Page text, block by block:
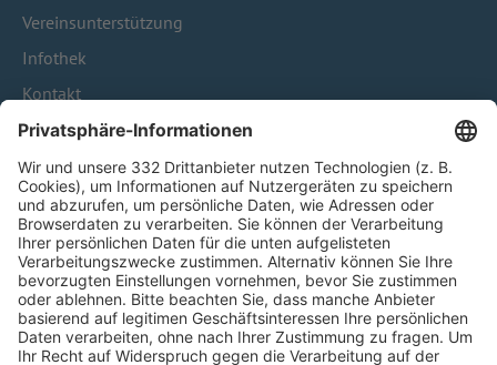
Vereinsunterstützung
Infothek
Kontakt
HÄUFIG BESUCHTE SEITEN
Pässe und Vereinswechsel
Trainerausbildung
Schulungsangebot Vereinsmitarbeiter
BFV-Geschäftsstellen
Trainerbörse